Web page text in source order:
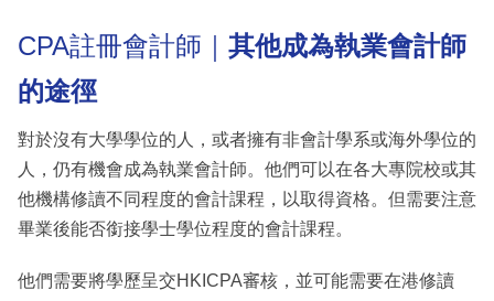
CPA註冊會計師｜ 其他成為執業會計師
的途徑
對於沒有大學學位的人，或者擁有非會計學系或海外學位的
人，仍有機會成為執業會計師。他們可以在各大專院校或其
他機構修讀不同程度的會計課程，以取得資格。但需要注意
畢業後能否銜接學士學位程度的會計課程。
他們需要將學歷呈交HKICPA審核，並可能需要在港修讀